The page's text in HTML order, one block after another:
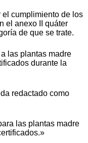
cumplimiento de los
el anexo II quáter
de que se trate.
las plantas madre
durante la
redactado como
las plantas madre